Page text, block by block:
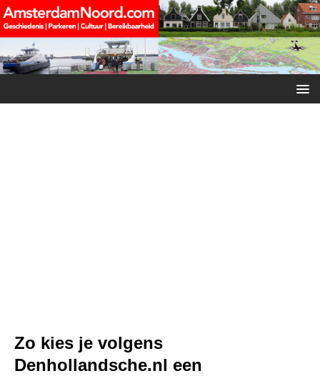
Zo kies je volgens
Denhollandsche.nl een